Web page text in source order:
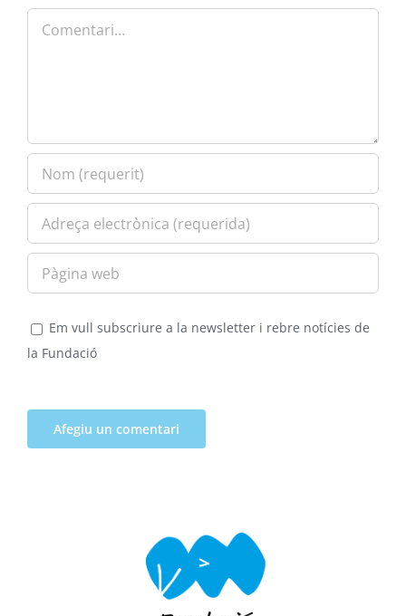
Em vull subscriure a la newsletter i rebre notícies de
la Fundació